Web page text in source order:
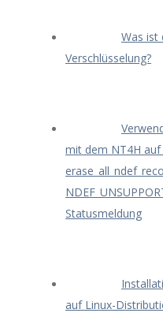
Was ist
Verschlüsselung?
mit dem NT4H auf
Statusmeldung
auf Linux-